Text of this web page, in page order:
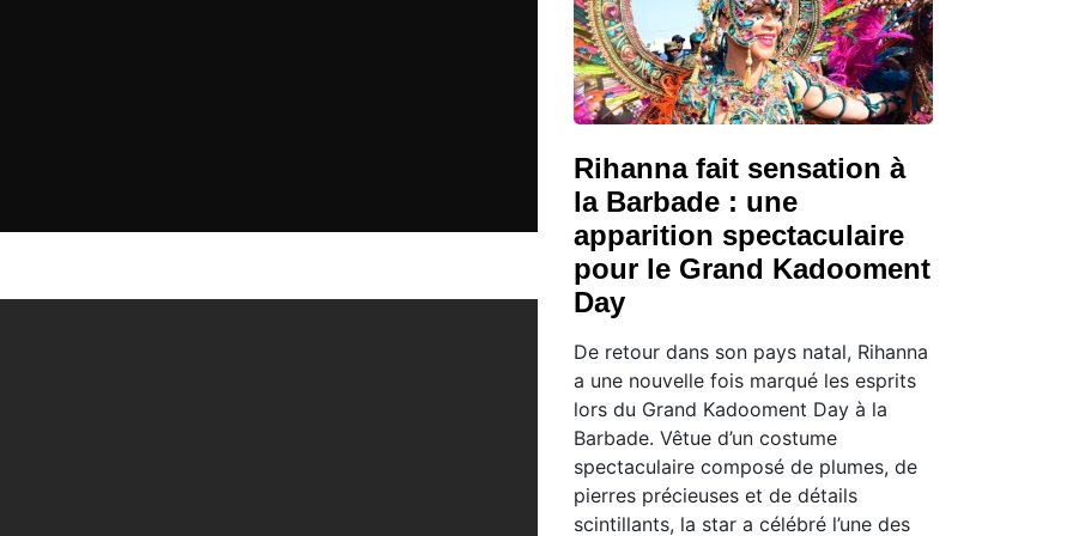
Rihanna fait sensation à
la Barbade : une
apparition spectaculaire
pour le Grand Kadooment
Day
De retour dans son pays natal, Rihanna
a une nouvelle fois marqué les esprits
lors du Grand Kadooment Day à la
Barbade. Vêtue d’un costume
spectaculaire composé de plumes, de
pierres précieuses et de détails
scintillants, la star a célébré l’une des